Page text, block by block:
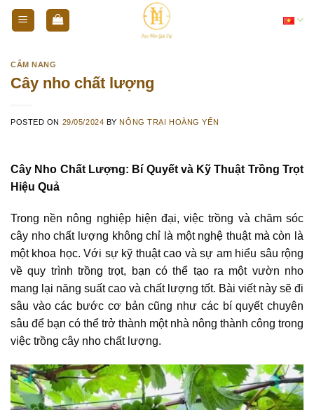
Skip
CẨM NANG
Cây nho chất lượng
POSTED ON 29/05/2024 BYNÔNG TRẠI HOÀNG YẾN
Cây Nho Chất Lượng: Bí Quyết và Kỹ Thuật Trồng Trọt
Hiệu Quả
Trong nền nông nghiệp hiện đại, việc trồng và chăm sóc
cây nho chất lượng không chỉ là một nghệ thuật mà còn là
một khoa học. Với sự kỹ thuật cao và sự am hiểu sâu rộng
về quy trình trồng trọt, bạn có thể tạo ra một vườn nho
mang lại năng suất cao và chất lượng tốt. Bài viết này sẽ đi
sâu vào các bước cơ bản cũng như các bí quyết chuyên
sâu để bạn có thể trở thành một nhà nông thành công trong
việc trồng cây nho chất lượng.